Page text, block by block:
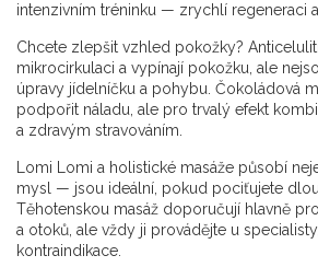
intenzivním tréninku — zrychlí regeneraci a
Chcete zlepšit vzhled pokožky?
mikrocirkulaci a vypínají pokožku, ale
úpravy jídelníčku a pohybu. Čokoládová
podpořit náladu, ale pro trvalý efekt
a zdravým stravováním.
Lomi Lomi a holistické masáže působí
mysl — jsou ideální, pokud pociťujete
Těhotenskou masáž doporučují hlavně
a otoků, ale vždy ji provádějte u
kontraindikace.